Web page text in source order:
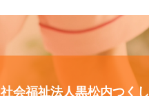
社会福祉法人黒松内つくし